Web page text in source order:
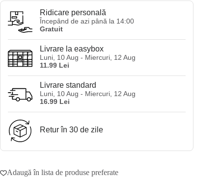
vanilie
Fresh
Feel
Vanilla
and
Coconut
Gel
750
Ridicare personală
Începând de azi până la 14:00
Gratuit
Livrare la easybox
Luni, 10 Aug - Miercuri, 12 Aug
11.99 Lei
Livrare standard
Luni, 10 Aug - Miercuri, 12 Aug
16.99 Lei
Retur în 30 de zile
Adaugă în lista de produse preferate